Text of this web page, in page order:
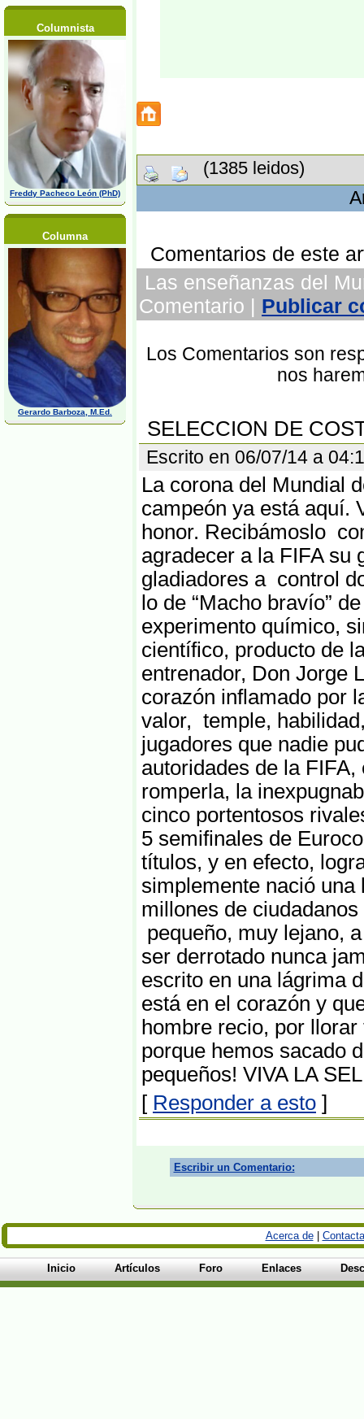
Columnista
Freddy Pacheco León (PhD)
Columna
Gerardo Barboza, M.Ed.
(1385 leidos)
Comentarios de este
Las enseñanzas del
Comentario | Publicar
Los Comentarios son
nos
SELECCION DE
Escrito en 06/07/14 a
La corona del Mundial
campeón ya está aquí.
honor. Recibámoslo
agradecer a la FIFA su
gladiadores a control
lo de “Macho bravío”
experimento químico,
científico, producto de
entrenador, Don Jorge
corazón inflamado por
valor, temple,
jugadores que nadie
autoridades de la
romperla, la
cinco portentosos
5 semifinales de
títulos, y en efecto,
simplemente nació una
millones de
pequeño, muy lejano,
ser derrotado nunca
escrito en una lágrima
está en el corazón y
hombre recio, por
porque hemos sacado
pequeños! VIVA LA
[ Responder a esto ]
Escribir un Comentario:
Acerca de|
Inicio Artículos Foro Enlaces